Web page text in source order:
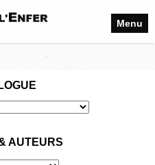
Menu
AUTEURS